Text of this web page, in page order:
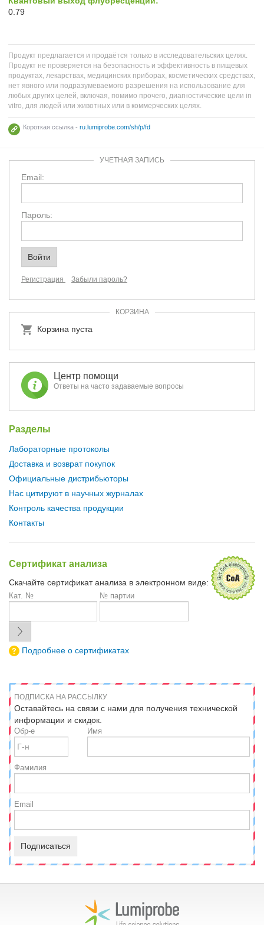
0.79
Продукт предлагается и продаётся только в исследовательских целях.
Продукт не проверяется на безопасность и эффективность в пищевых
продуктах, лекарствах, медицинских приборах, косметических средствах,
нет явного или подразумеваемого разрешения на использование для
любых других целей, включая, помимо прочего, диагностические цели in
vitro, для людей или животных или в коммерческих целях.
Короткая ссылка - ru.lumiprobe.com/sh/p/fd
УЧЕТНАЯ ЗАПИСЬ
Email:
Пароль:
Регистрация Забыли пароль?
КОРЗИНА
Корзина пуста
Центр помощи
Ответы на часто задаваемые вопросы
Разделы
Лабораторные протоколы
Доставка и возврат покупок
Официальные дистрибьюторы
Нас цитируют в научных журналах
Контроль качества продукции
Контакты
Сертификат анализа
Скачайте сертификат анализа в электронном виде:
Кат. № № партии
Подробнее о сертификатах
ПОДПИСКА НА РАССЫЛКУ
Оставайтесь на связи с нами для получения технической
информации и скидок.
Обр-е Имя
Фамилия
Email
Подписаться